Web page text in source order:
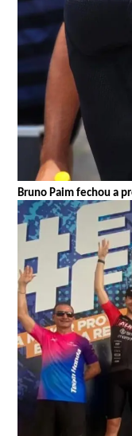
Bruno Paim fechou a